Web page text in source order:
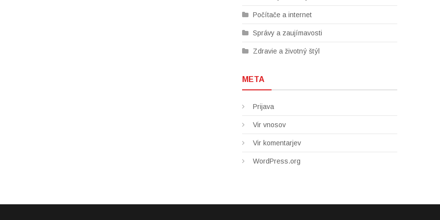
Počítače a internet
Správy a zaujímavosti
Zdravie a životný štýl
META
Prijava
Vir vnosov
Vir komentarjev
WordPress.org